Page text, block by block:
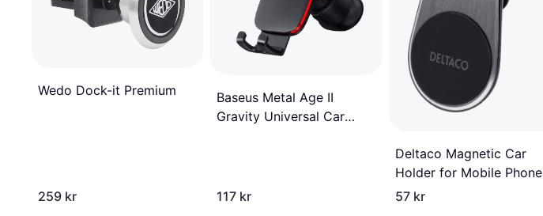
Wedo Dock-it Premium
259 kr
Baseus Metal Age II
Gravity Universal Car
117 kr
Deltaco Magnetic Car
Holder for Mobile Phone
57 kr